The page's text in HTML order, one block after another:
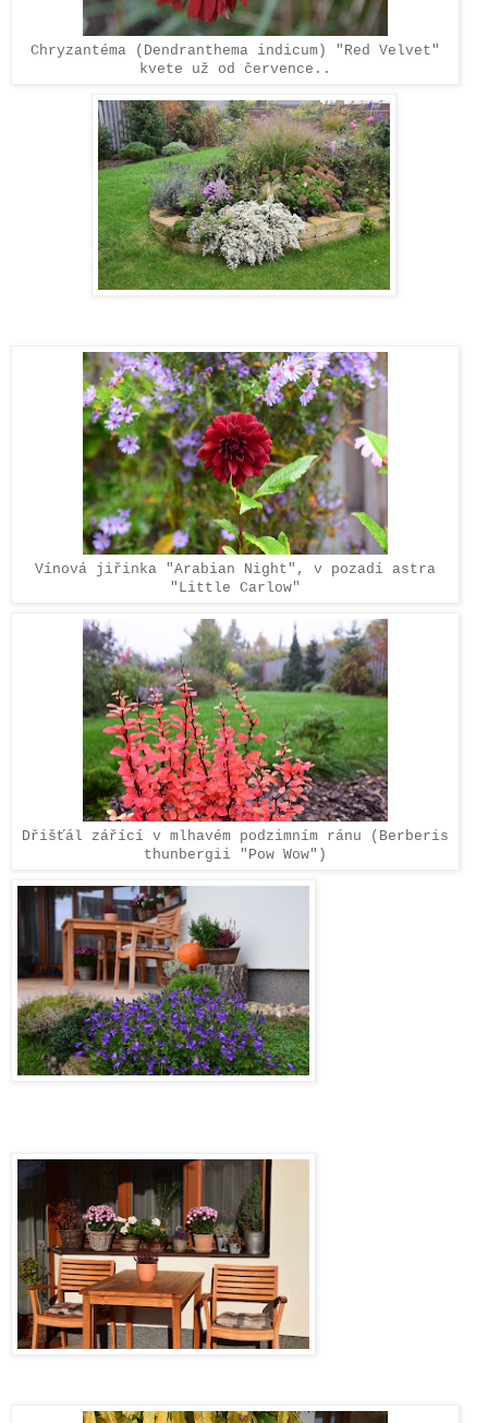
Chryzantéma (Dendranthema indicum) "Red Velvet"
kvete už od července..
Vínová jiřinka "Arabian Night", v pozadí astra
"Little Carlow"
Dřišťál zářící v mlhavém podzimním ránu (Berberis
thunbergii "Pow Wow")